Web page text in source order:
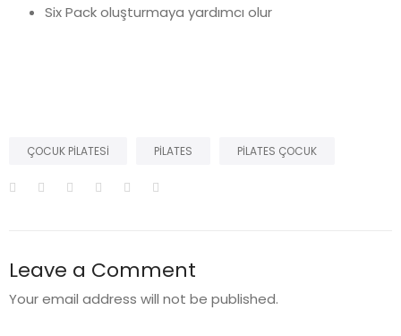
Six Pack oluşturmaya yardımcı olur
ÇOCUK PILATESI PILATES PILATES ÇOCUK
Leave a Comment
Your email address will not be published.